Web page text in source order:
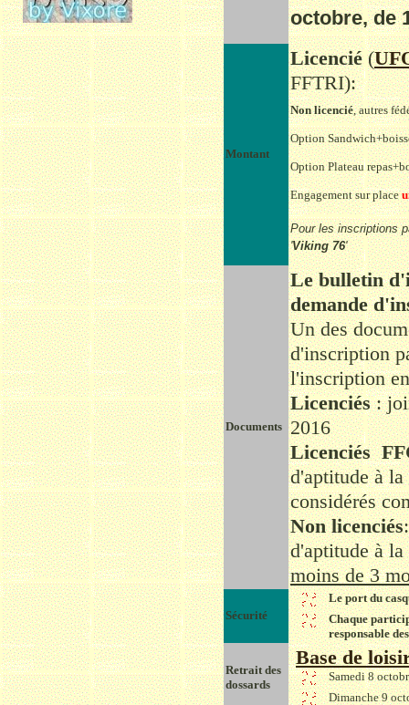
octobre, de
Montant
Licencié(
FFTRI):
Non licencié, autres
Option
Option Plateau
Engagement sur place
Pour les inscriptions
'Viking 76'
Documents
Le bulletin
demande
Un des
d'inscription
l'inscription
Licenciés:
2016
Licenciés
d'aptitude à
considérés
Non licenciés
d'aptitude à
moins de 3
Sécurité
Le port du
Chaque
responsable
Retrait des
dossards
Base de
Samedi 8
Dimanche 9